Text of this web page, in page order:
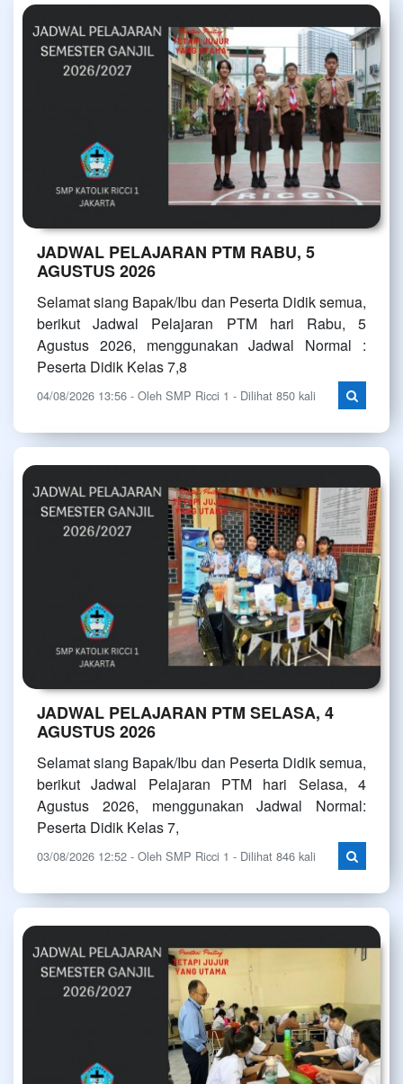
JADWAL PELAJARAN PTM RABU, 5
AGUSTUS 2026
Selamat siang Bapak/Ibu dan Peserta Didik semua,
berikut Jadwal Pelajaran PTM hari Rabu, 5
Agustus 2026, menggunakan Jadwal Normal :
Peserta Didik Kelas 7,8
04/08/2026 13:56 - Oleh SMP Ricci 1 - Dilihat 850 kali
JADWAL PELAJARAN PTM SELASA, 4
AGUSTUS 2026
Selamat siang Bapak/Ibu dan Peserta Didik semua,
berikut Jadwal Pelajaran PTM hari Selasa, 4
Agustus 2026, menggunakan Jadwal Normal:
Peserta Didik Kelas 7,
03/08/2026 12:52 - Oleh SMP Ricci 1 - Dilihat 846 kali